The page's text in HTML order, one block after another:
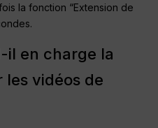
la fonction “Extension de
il en charge la
les vidéos de